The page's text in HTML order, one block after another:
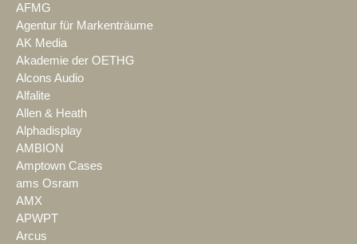
AFMG
Agentur für Markenträume
AK Media
Akademie der OETHG
Alcons Audio
Alfalite
Allen & Heath
Alphadisplay
AMBION
Amptown Cases
ams Osram
AMX
APWPT
Arcus